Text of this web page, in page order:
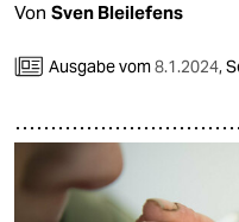
Von Sven Bleilefens
Ausgabe vom8.1.2024,